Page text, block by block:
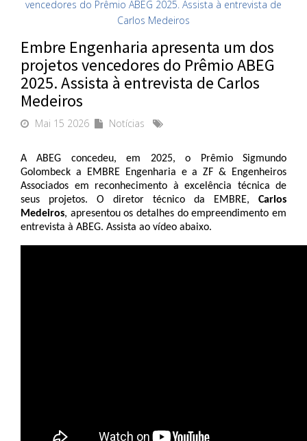
Embre Engenharia apresenta um dos
projetos vencedores do Prêmio ABEG
2025. Assista à entrevista de Carlos
Medeiros
Mai 15 2026 Notícias
A ABEG concedeu, em 2025, o Prêmio Sigmundo
Golombeck a EMBRE Engenharia e a ZF & Engenheiros
Associados em reconhecimento à excelência técnica de
seus projetos. O diretor técnico da EMBRE, Carlos
Medeiros, apresentou os detalhes do empreendimento em
entrevista à ABEG. Assista ao vídeo abaixo.